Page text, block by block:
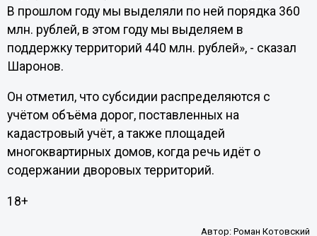
В прошлом году мы выделяли по ней порядка 360
млн. рублей, в этом году мы выделяем в
поддержку территорий 440 млн. рублей», - сказал
Шаронов.
Он отметил, что субсидии распределяются с
учётом объёма дорог, поставленных на
кадастровый учёт, а также площадей
многоквартирных домов, когда речь идёт о
содержании дворовых территорий.
18+
Автор:Роман Котовский